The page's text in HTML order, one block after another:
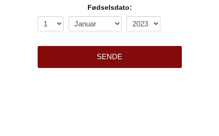
Fødselsdato:
SENDE